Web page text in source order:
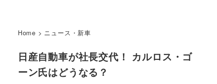
Home > ニュース・新車
日産自動車が社長交代！ カルロス・ゴ
ーン氏はどうなる？